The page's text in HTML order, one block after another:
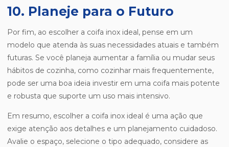
10. Planeje para o Futuro
Por fim, ao escolher a coifa inox ideal, pense em um
modelo que atenda às suas necessidades atuais e também
futuras. Se você planeja aumentar a família ou mudar seus
hábitos de cozinha, como cozinhar mais frequentemente,
pode ser uma boa ideia investir em uma coifa mais potente
e robusta que suporte um uso mais intensivo.
Em resumo, escolher a coifa inox ideal é uma ação que
exige atenção aos detalhes e um planejamento cuidadoso.
Avalie o espaço, selecione o tipo adequado, considere as